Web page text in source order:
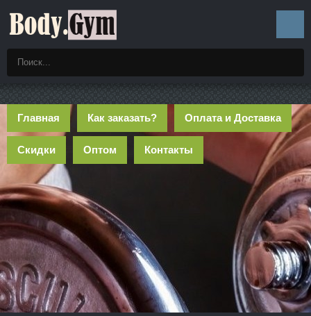
Главная Как заказать? Оплата и Доставка
Скидки Оптом Контакты